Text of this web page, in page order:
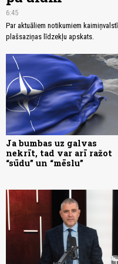
6:45
Par aktuāliem notikumiem
plašsaziņas līdzekļu apskats.
Ja bumbas uz galvas
nekrīt, tad var arī ražot
“sūdu” un “mēslu”